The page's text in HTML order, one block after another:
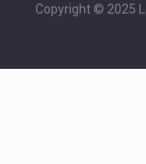
Copyright © 2025